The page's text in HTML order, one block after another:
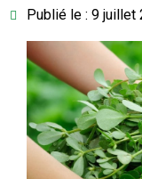
Publié le : 9 juillet